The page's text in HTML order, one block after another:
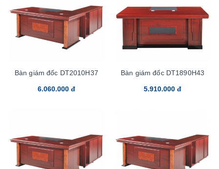
Bàn giám đốc DT2010H37
6.060.000 đ
Bàn giám đốc DT1890H43
5.910.000 đ